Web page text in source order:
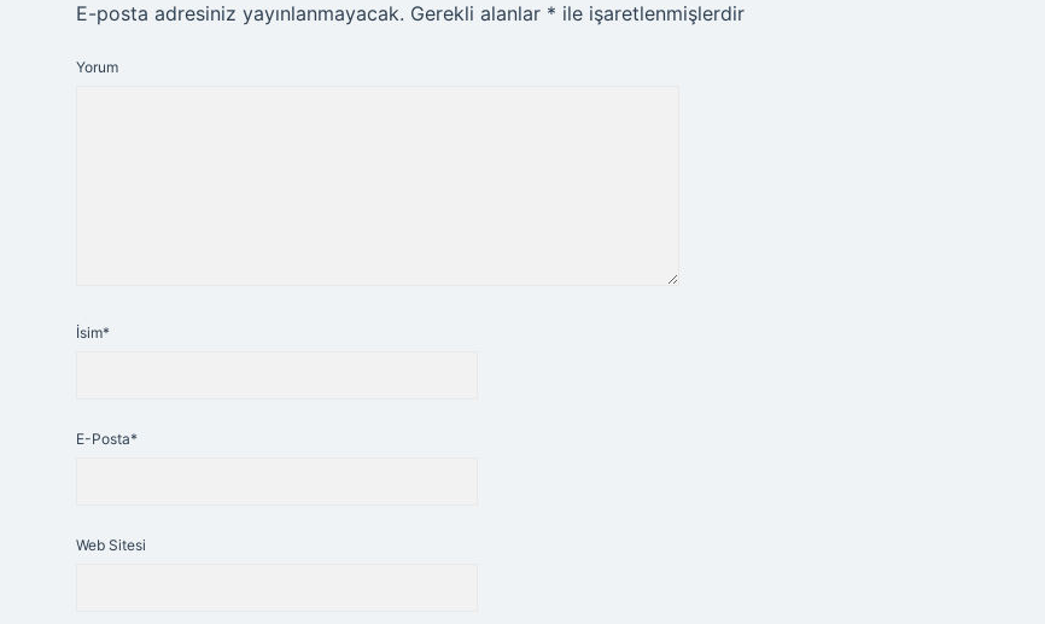
E-posta adresiniz yayınlanmayacak. Gerekli alanlar * ile işaretlenmişlerdir
Yorum
İsim*
E-Posta*
Web Sitesi